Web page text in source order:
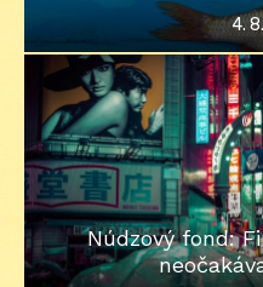
on
4.
Núdzový fond: